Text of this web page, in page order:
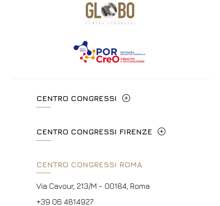
CENTRO CONGRESSI
+39 06 4814927
info@hotelpalatino.com
P.Iva 00434210480
CENTRO CONGRESSI FIRENZE
+39 055 660241
events.fi@fhotels55.com
CENTRO CONGRESSI ROMA
Via Cavour, 213/M - 00184, Roma
+39 06 4814927